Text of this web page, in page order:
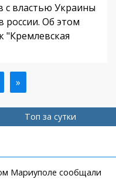
с властью Украины
россии. Об этом
"Кремлевская
Последняя
страница
»
Топ за сутки
Мариуполе сообщали